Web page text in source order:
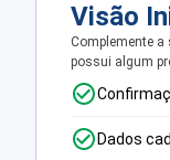
Visão
Complemente a
possui algum
Dados